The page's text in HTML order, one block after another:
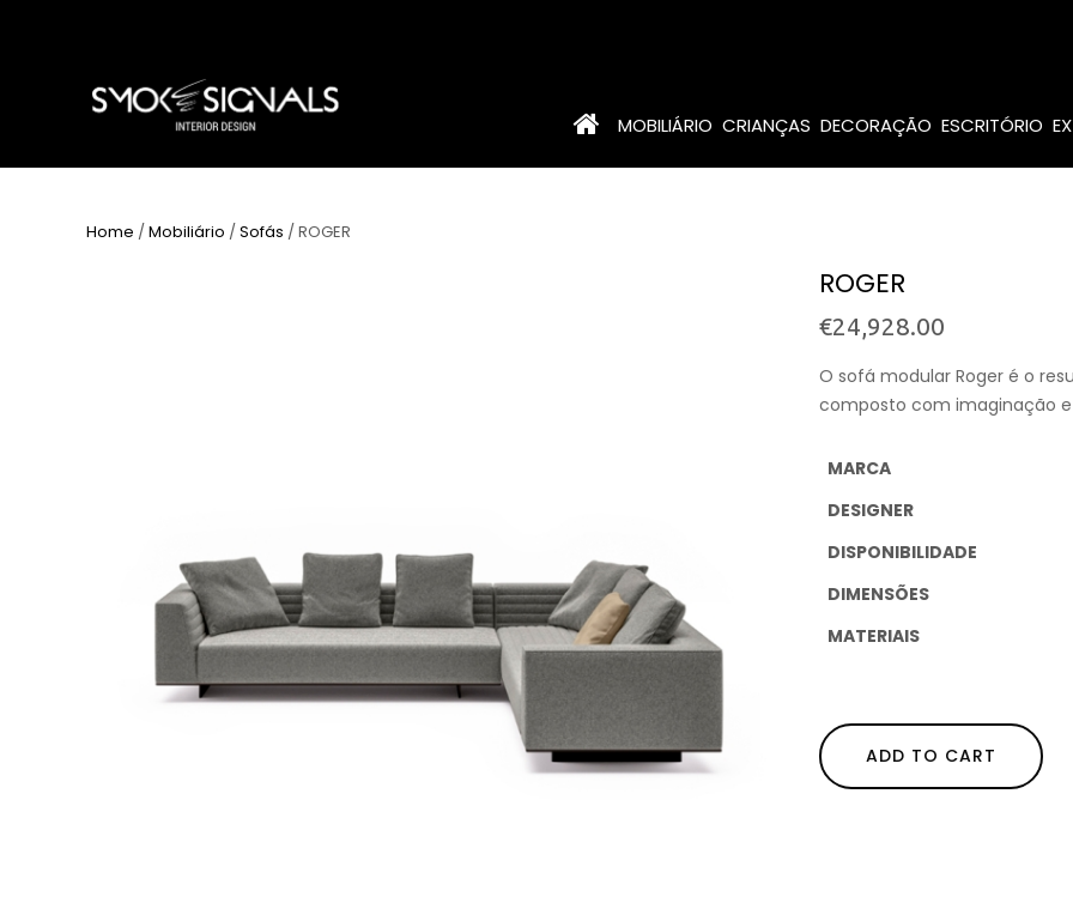
MOBILIÁRIO CRIANÇAS DECORAÇÃO ESCRITÓRIO
Home /Mobiliário /Sofás / ROGER
ROGER
€24,928.00
O sofá modular Roger é o
composto com imaginação
MARCA
DESIGNER
DISPONIBILIDADE
DIMENSÕES
MATERIAIS
ADD TO CART